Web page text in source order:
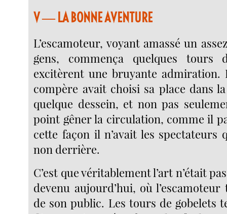
V ― LA BONNE AVENTURE
L’escamoteur, voyant amassé un
gens, commença quelques tours
excitèrent une bruyante admiration.
compère avait choisi sa place dans
quelque dessein, et non pas
point gêner la circulation, comme il
cette façon il n’avait les spectateurs
non derrière.
C’est que véritablement l’art n’était
devenu aujourd’hui, où
de son public. Les tours de gobelets